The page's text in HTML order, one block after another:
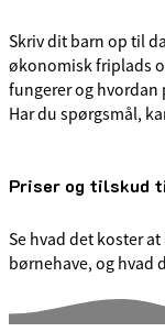
Skriv dit barn op til
økonomisk friplads
fungerer og hvordan
Har du spørgsmål,
Priser og tilskud
Se hvad det koster
børnehave, og hvad